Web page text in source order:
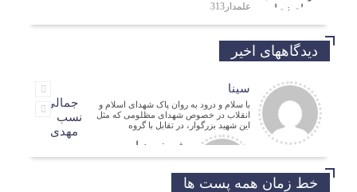
علمدار313
دیدگاههای اخیر
سینا
با سلام و درود به روان پاک شهدای اسلام و
انقلاب در خصوص شهدای مظلومی که مثل
این شهید بزرگوار، در تقابل با گروه
جمالی
نسب
مهدی
شریفی نیا
مدیر فرهنگی
حسین
خط زمان همه پست ها